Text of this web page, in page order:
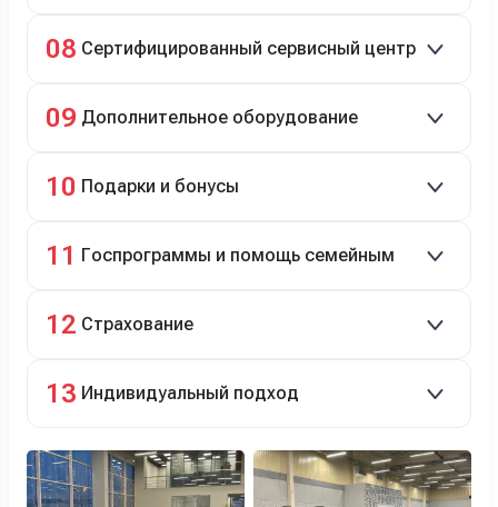
08 Сертифицированный сервисный центр
технический ремонт.
09 Дополнительное оборудование
10 Подарки и бонусы
программе лояльности.
11 Госпрограммы и помощь семейным
12 Страхование
бонусами для клиентов.
13 Индивидуальный подход
оформлением.